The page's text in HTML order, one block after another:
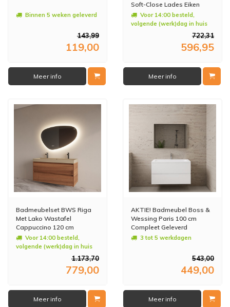
Binnen 5 weken geleverd
143,99
119,00
Meer info
Soft-Close Lades Eiken
Voor 14:00 besteld,
volgende (werk)dag in huis
722,31
596,95
Meer info
Badmeubelset BWS Riga
Met Lako Wastafel
Cappuccino 120 cm
Walnoot
Voor 14:00 besteld,
volgende (werk)dag in huis
1.173,70
779,00
Meer info
AKTIE! Badmeubel Boss &
Wessing Paris 100 cm
Compleet Geleverd
Hoogglans Wit (1 of 2
3 tot 5 werkdagen
543,00
449,00
Meer info